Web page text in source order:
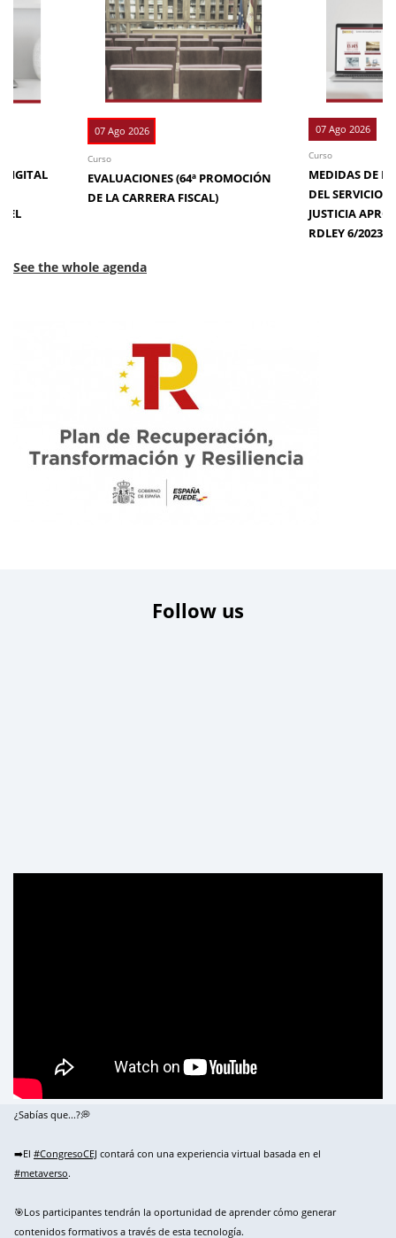
DIGITAL
EL
07 Ago 2026
Curso
EVALUACIONES (64ª PROMOCIÓN
DE LA CARRERA FISCAL)
07 Ago 2026
Curso
MEDIDAS DE
DEL SERVICIO
JUSTICIA
RDLEY 6/2023
See the whole agenda
Follow us
¿Sabías que...?💭
➡️El #CongresoCEJ contará con una experiencia virtual basada en el
#metaverso.
🎯Los participantes tendrán la oportunidad de aprender cómo generar
contenidos formativos a través de esta tecnología.